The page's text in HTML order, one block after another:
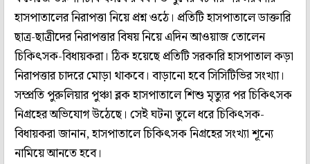
হাসপাতালের নিরাপত্তা নিয়ে প্রশ্ন ওঠে। প্রতিটি হাসপাতালে ডাক্তারি
ছাত্র-ছাত্রীদের নিরাপত্তার বিষয় নিয়ে এদিন আওয়াজ তোলেন
চিকিৎসক-বিধায়করা। ঠিক হয়েছে প্রতিটি সরকারি হাসপাতাল কড়া
নিরাপত্তার চাদরে মোড়া থাকবে। বাড়ানো হবে সিসিটিভির সংখ‌্যা।
সম্প্রতি পুরুলিয়ার পুঞ্চা ব্লক হাসপাতালে শিশু মৃত‌্যুর পর চিকিৎসক
নিগ্রহের অভিযোগ উঠেছে। সেই ঘটনা তুলে ধরে চিকিৎসক-
বিধায়করা জানান, হাসপাতালে চিকিৎসক নিগ্রহের সংখ‌্যা শূন্যে
নামিয়ে আনতে হবে।